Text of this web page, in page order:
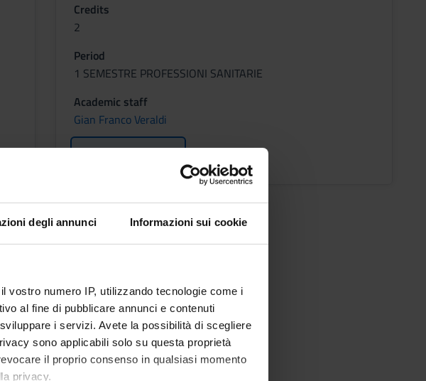
degli annunci Informazioni sui cookie
vostro numero IP, utilizzando tecnologie come i
al fine di pubblicare annunci e contenuti
i servizi. Avete la possibilità di scegliere
sono applicabili solo su questa proprietà
il proprio consenso in qualsiasi momento
privacy.
Credits
2
Period
1 SEMESTRE PROFESSIONI SANITARIE
Academic staff
Gian Franco Veraldi
Lessons timetable